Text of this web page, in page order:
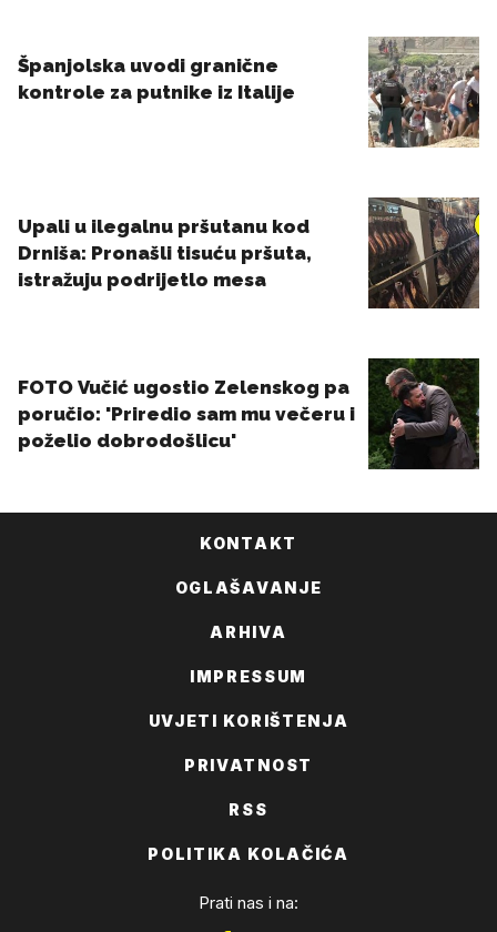
KONTAKT
OGLAŠAVANJE
ARHIVA
IMPRESSUM
UVJETI KORIŠTENJA
PRIVATNOST
RSS
POLITIKA KOLAČIĆA
Prati nas i na: